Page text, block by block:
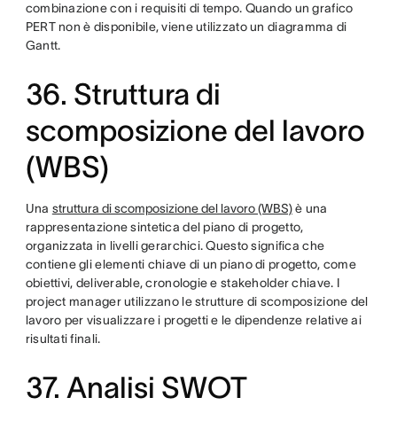
combinazione con i requisiti di tempo. Quando un grafico
PERT non è disponibile, viene utilizzato un diagramma di
Gantt.
36. Struttura di
scomposizione del lavoro
(WBS)
Una struttura di scomposizione del lavoro (WBS)è una
rappresentazione sintetica del piano di progetto,
organizzata in livelli gerarchici. Questo significa che
contiene gli elementi chiave di un piano di progetto, come
obiettivi, deliverable, cronologie e stakeholder chiave. I
project manager utilizzano le strutture di scomposizione del
lavoro per visualizzare i progetti e le dipendenze relative ai
risultati finali.
37. Analisi SWOT